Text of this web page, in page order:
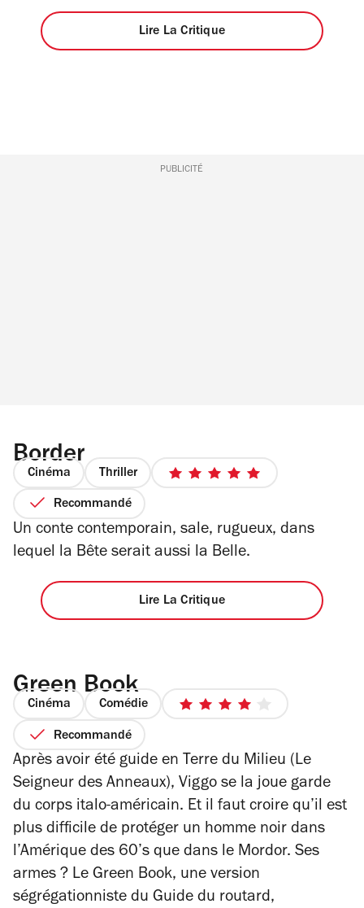
Lire La Critique
PUBLICITÉ
Border
Cinéma Thriller
5
étoiles
Recommandé
Un conte contemporain, sale, rugueux, dans
lequel la Bête serait aussi la Belle.
Lire La Critique
Green Book
Cinéma Comédie
4
5
Recommandé
Après avoir été guide en Terre du Milieu (Le
Seigneur des Anneaux), Viggo se la joue garde
du corps italo-américain. Et il faut croire qu’il est
plus difficile de protéger un homme noir dans
l’Amérique des 60’s que dans le Mordor. Ses
armes ? Le Green Book, une version
ségrégationniste du Guide du routard,